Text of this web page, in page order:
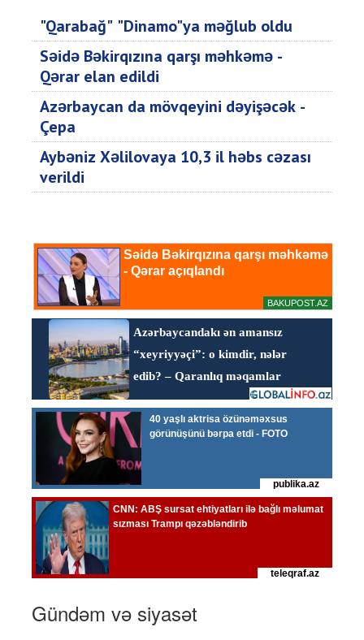
"Qarabağ" "Dinamo"ya məğlub oldu
Səidə Bəkirqızına qarşı məhkəmə -
Qərar elan edildi
Azərbaycan da mövqeyini dəyişəcək -
Çepa
Aybəniz Xəlilovaya 10,3 il həbs cəzası
verildi
Gündəm və siyasət